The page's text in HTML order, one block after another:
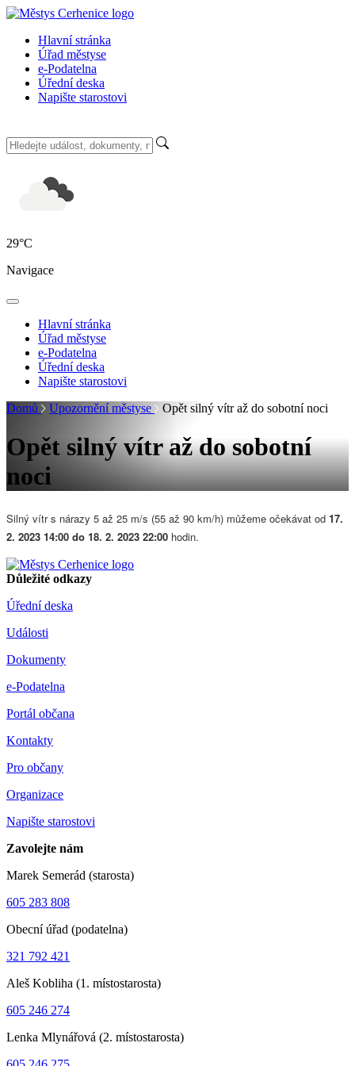
Hlavní stránka
Úřad městyse
e-Podatelna
Úřední deska
Napište starostovi
29°C
Navigace
Hlavní stránka
Úřad městyse
e-Podatelna
Úřední deska
Napište starostovi
Domů
Upozornění městyse Opět silný vítr až do sobotní noci
Opět silný vítr až do sobotní
noci
Silný vítr s nárazy 5 až 25 m/s (55 až 90 km/h) můžeme očekávat od 17.
2. 2023 14:00 do 18. 2. 2023 22:00 hodin.
Důležité odkazy
Úřední deska
Události
Dokumenty
e-Podatelna
Portál občana
Kontakty
Pro občany
Organizace
Napište starostovi
Zavolejte nám
Marek Semerád (starosta)
605 283 808
Obecní úřad (podatelna)
321 792 421
Aleš Kobliha (1. místostarosta)
605 246 274
Lenka Mlynářová (2. místostarosta)